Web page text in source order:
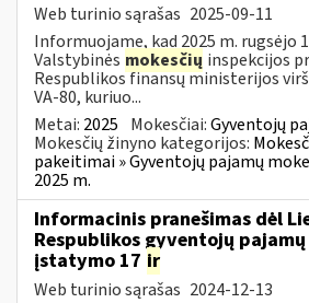
Web turinio sąrašas 2025-09-11
Informuojame, kad 2025 m. rugsėjo
Valstybinės mokesčių inspekcijos
Respublikos finansų ministerijos
VA-80, kuriuo...
Metai: 2025 Mokesčiai:Gyventojų
Mokesčių žinyno kategorijos:
pakeitimai » Gyventojų pajamų
2025 m.
Informacinis pranešimas dėl
Respublikos gyventojų
įstatymo 17 ir
Web turinio sąrašas 2024-12-13